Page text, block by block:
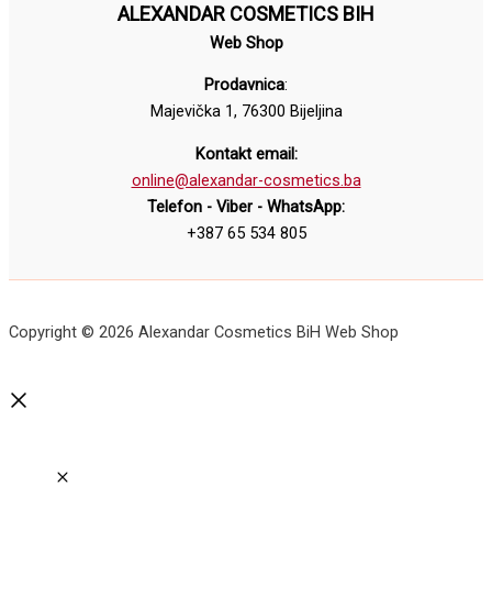
ALEXANDAR COSMETICS BIH
Web Shop
Prodavnica:
Majevička 1, 76300 Bijeljina
Kontakt email:
online@alexandar-cosmetics.ba
Telefon - Viber - WhatsApp:
+387 65 534 805
Copyright © 2026 Alexandar Cosmetics BiH Web Shop